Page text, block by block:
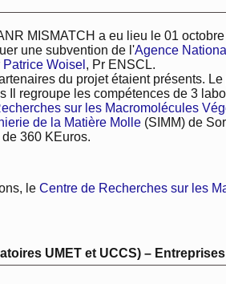
MISMATCH a eu lieu le 01
une subvention de l'Agence
Patrice Woisel , Pr ENSCL.
du projet étaient présents.
Il regroupe les compétences de 3
sur les Macromolécules
de la Matière Molle (SIMM) de
360 KEuros.
le Centre de Recherches sur les
UMET et UCCS) –